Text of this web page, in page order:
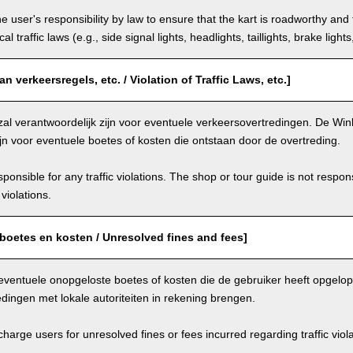
user's responsibility by law to ensure that the kart is roadworthy
traffic laws (e.g., side signal lights, headlights, taillights, brake
verkeersregels, etc. / Violation of Traffic Laws, etc.]
verantwoordelijk zijn voor eventuele verkeersovertredingen. De
voor eventuele boetes of kosten die ontstaan door de overtreding.
for any traffic violations. The shop or tour guide is not
en kosten / Unresolved fines and fees]
onopgeloste boetes of kosten die de gebruiker heeft
met lokale autoriteiten in rekening brengen.
users for unresolved fines or fees incurred regarding traffic